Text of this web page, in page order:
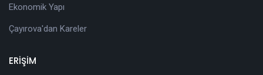
Ekonomik Yapı
Çayırova'dan Kareler
ERİŞİM